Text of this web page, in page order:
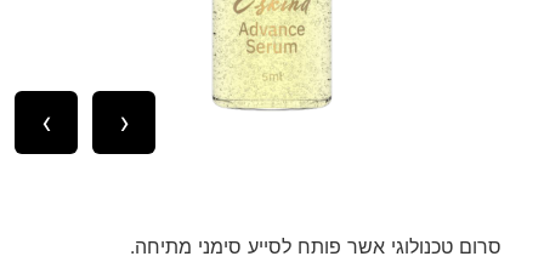
› ‹
סרום טכנולוגי אשר פותח לסייע סימני מתיחה.